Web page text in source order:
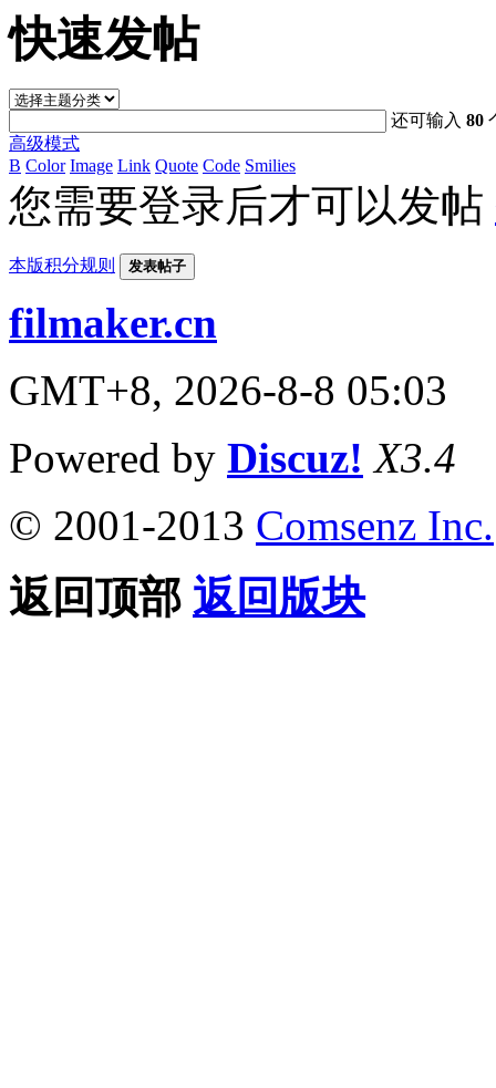
快速发帖
还可输入80
高级模式
B Color Image Link Quote Code Smilies
您需要登录后才可以发帖
本版积分规则 发表帖子
filmaker.cn
GMT+8, 2026-8-8 05:03
Powered by Discuz! X3.4
© 2001-2013 Comsenz Inc.
返回顶部 返回版块